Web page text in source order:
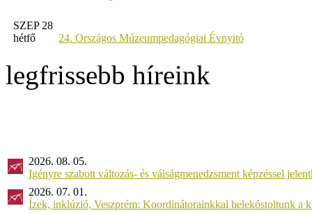
SZEP 28
hétfő
24. Országos Múzeumpedagógiai Évnyitó
legfrissebb híreink
2026. 08. 05.
Igényre szabott változás- és válságmenedzsment képzéssel
2026. 07. 01.
Ízek, inklúzió, Veszprém: Koordinátorainkkal belekóstoltunk a